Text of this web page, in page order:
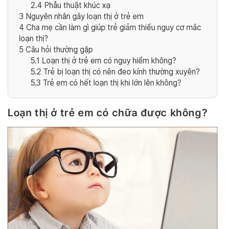
2.4 Phẫu thuật khúc xạ
3 Nguyên nhân gây loạn thị ở trẻ em
4 Cha mẹ cần làm gì giúp trẻ giảm thiểu nguy cơ mắc
loạn thị?
5 Câu hỏi thường gặp
5.1 Loạn thị ở trẻ em có nguy hiểm không?
5.2 Trẻ bị loạn thị có nên đeo kính thường xuyên?
5.3 Trẻ em có hết loạn thị khi lớn lên không?
Loạn thị ở trẻ em có chữa được không?